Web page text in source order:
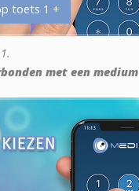
toets 1 +
met een medium